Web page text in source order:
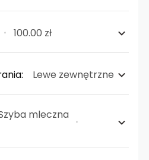
100.00 zł
Lewe zewnętrzne
mleczna